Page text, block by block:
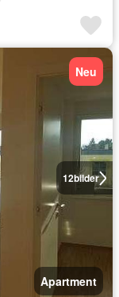
12bilder
Neu
Apartment